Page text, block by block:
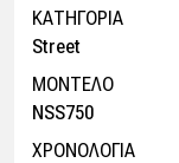
ΚΑΤΗΓΟΡΙΑ
Street
ΜΟΝΤΕΛΟ
NSS750
ΧΡΟΝΟΛΟΓΙΑ